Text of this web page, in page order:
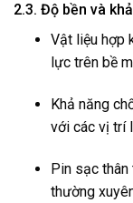
2.3. Độ bền và
Vật liệu hợp
lực trên bề
Khả năng
với các vị trí
Pin sạc
thường